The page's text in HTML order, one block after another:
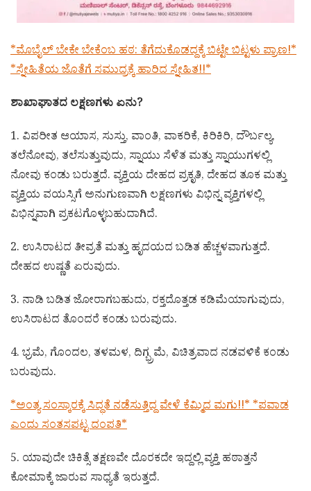
*ಮೊಬೈಲ್ ಬೇಕೇ ಬೇಕೆಂಬ ಹಠ: ತೆಗೆದುಕೊಡದ್ದಕ್ಕೆ ಬಿಟ್ಟೇ ಬಿಟ್ಟಳು ಪ್ರಾಣ!*
*ಸ್ನೇಹಿತೆಯ ಜೊತೆಗೆ ಸಮುದ್ರಕ್ಕೆ ಹಾರಿದ ಸ್ನೇಹಿತ!!*
ಶಾಖಾಘಾತದ ಲಕ್ಷಣಗಳು ಏನು?
1. ವಿಪರೀತ ಆಯಾಸ, ಸುಸ್ತು, ವಾಂತಿ, ವಾಕರಿಕೆ, ಕಿರಿಕಿರಿ, ದೌರ್ಬಲ್ಯ,
ತಲೆನೋವು, ತಲೆಸುತ್ತುವುದು, ಸ್ನಾಯು ಸೆಳೆತ ಮತ್ತು ಸ್ನಾಯುಗಳಲ್ಲಿ
ನೋವು ಕಂಡು ಬರುತ್ತದೆ. ವ್ಯಕ್ತಿಯ ದೇಹದ ಪ್ರಕೃತಿ, ದೇಹದ ತೂಕ ಮತ್ತು
ವ್ಯಕ್ತಿಯ ವಯಸ್ಸಿಗೆ ಅನುಗುಣವಾಗಿ ಲಕ್ಷಣಗಳು ವಿಭಿನ್ನ ವ್ಯಕ್ತಿಗಳಲ್ಲಿ
ವಿಭಿನ್ನವಾಗಿ ಪ್ರಕಟಗೊಳ್ಳಬಹುದಾಗಿದೆ.
2. ಉಸಿರಾಟದ ತೀವ್ರತೆ ಮತ್ತು ಹೃದಯದ ಬಡಿತ ಹೆಚ್ಚಳವಾಗುತ್ತದೆ.
ದೇಹದ ಉಷ್ಣತೆ ಏರುವುದು.
3. ನಾಡಿ ಬಡಿತ ಜೋರಾಗಬಹುದು, ರಕ್ತದೊತ್ತಡ ಕಡಿಮೆಯಾಗುವುದು,
ಉಸಿರಾಟದ ತೊಂದರೆ ಕಂಡು ಬರುವುದು.
4. ಭ್ರಮೆ, ಗೊಂದಲ, ತಳಮಳ, ದಿಗ್ಭ್ರಮೆ, ವಿಚಿತ್ರವಾದ ನಡವಳಿಕೆ ಕಂಡು
ಬರುವುದು.
*ಅಂತ್ಯ ಸಂಸ್ಕಾರಕ್ಕೆ ಸಿದ್ಧತೆ ನಡೆಸುತ್ತಿದ್ದ ವೇಳೆ ಕೆಮ್ಮಿದ ಮಗು!!* *ಪವಾಡ
ಎಂದು ಸಂತಸಪಟ್ಟ ದಂಪತಿ*
5. ಯಾವುದೇ ಚಿಕಿತ್ಸೆ ತಕ್ಷಣವೇ ದೊರಕದೇ ಇದ್ದಲ್ಲಿ ವ್ಯಕ್ತಿ ಹಠಾತ್ತನೆ
ಕೋಮಾಕ್ಕೆ ಜಾರುವ ಸಾಧ್ಯತೆ ಇರುತ್ತದೆ.